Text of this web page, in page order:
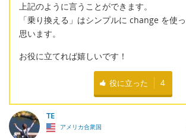
上記のように言うことができます。
「乗り換える」はシンプルに change を使
思います。
お役に立てれば嬉しいです！
役に立った 4
TE
アメリカ合衆国